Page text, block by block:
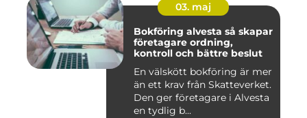
03. maj
Bokföring alvesta så skapar
företagare ordning,
kontroll och bättre beslut
En välskött bokföring är mer
än ett krav från Skatteverket.
Den ger företagare i Alvesta
en tydlig b...